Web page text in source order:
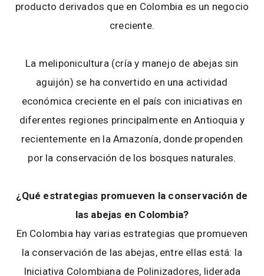
producto derivados que en Colombia es un negocio
creciente.
La meliponicultura (cría y manejo de abejas sin
aguijón) se ha convertido en una actividad
económica creciente en el país con iniciativas en
diferentes regiones principalmente en Antioquia y
recientemente en la Amazonía, donde propenden
por la conservación de los bosques naturales.
¿Qué estrategias promueven la conservación de
las abejas en Colombia?
En Colombia hay varias estrategias que promueven
la conservación de las abejas, entre ellas está: la
Iniciativa Colombiana de Polinizadores, liderada